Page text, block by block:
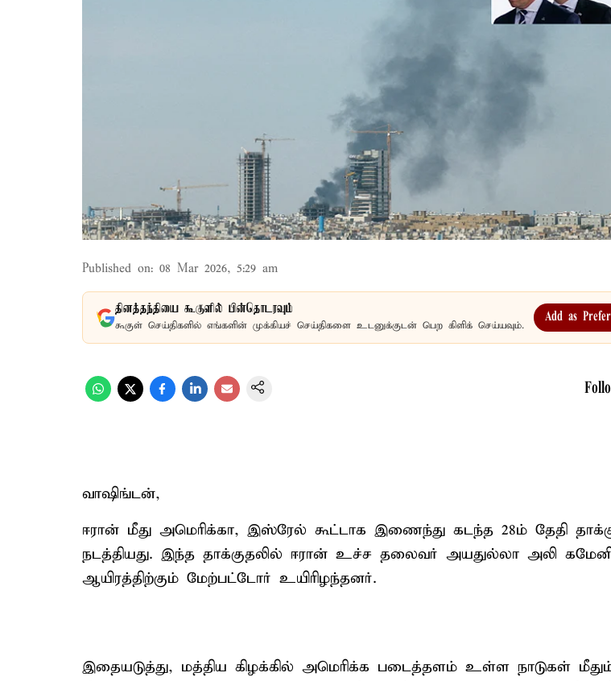
Published on: 08 Mar 2026, 5:29 am
தினத்தந்தியை கூகுளில் பின்தொடரவும்
கூகுள் செய்திகளில் எங்களின் முக்கியச் செய்திகளை உடனுக்குடன் பெற கிளிக் செய்யவும்.
Add as
வாஷிங்டன்,
ஈரான் மீது அமெரிக்கா, இஸ்ரேல் கூட்டாக இணைந்து கடந்த 28ம் தேதி
நடத்தியது. இந்த தாக்குதலில் ஈரான் உச்ச தலைவர் அயதுல்லா அலி
ஆயிரத்திற்கும் மேற்பட்டோர் உயிரிழந்தனர்.
இதையடுத்து, மத்திய கிழக்கில் அமெரிக்க படைத்தளம் உள்ள நாடுகள்